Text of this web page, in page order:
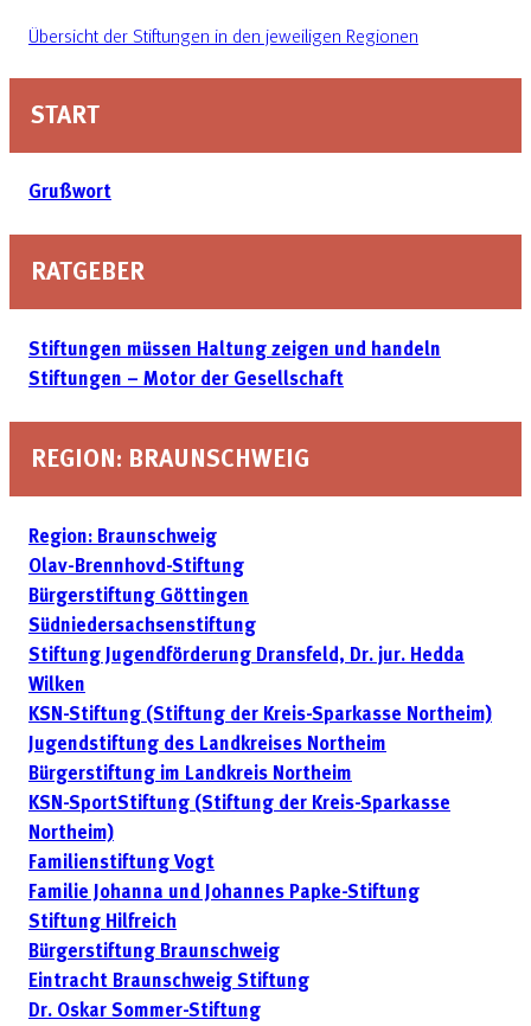
Übersicht der Stiftungen in den jeweiligen Regionen
START
Grußwort
RATGEBER
Stiftungen müssen Haltung zeigen und handeln
Stiftungen – Motor der Gesellschaft
REGION: BRAUNSCHWEIG
Region: Braunschweig
Olav-Brennhovd-Stiftung
Bürgerstiftung Göttingen
Südniedersachsenstiftung
Stiftung Jugendförderung Dransfeld, Dr. jur. Hedda
Wilken
KSN-Stiftung (Stiftung der Kreis-Sparkasse Northeim)
Jugendstiftung des Landkreises Northeim
Bürgerstiftung im Landkreis Northeim
KSN-SportStiftung (Stiftung der Kreis-Sparkasse
Northeim)
Familienstiftung Vogt
Familie Johanna und Johannes Papke-Stiftung
Stiftung Hilfreich
Bürgerstiftung Braunschweig
Eintracht Braunschweig Stiftung
Dr. Oskar Sommer-Stiftung